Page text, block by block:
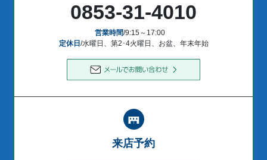
0853-31-4010
営業時間/9:15～17:00
定休日 /水曜日、第2･4火曜日、お盆、年末年始
来店予約